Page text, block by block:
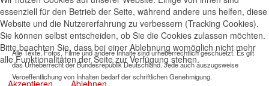
Alle Texte, Fotos, Filme und andere Inhalte sind urheberrechtlich geschuetzt. Es gilt
das Urheberrecht der Bundesrepublik Deutschland. Jede auch auszugsweise
Veroeffentlichung von Inhalten bedarf der schriftlichen Genehmigung.
essenziell für den Betrieb der Seite, während andere uns helfen, diese
Website und die Nutzererfahrung zu verbessern (Tracking Cookies).
Sie können selbst entscheiden, ob Sie die Cookies zulassen möchten.
Bitte beachten Sie, dass bei einer Ablehnung womöglich nicht mehr
alle Funktionalitäten der Seite zur Verfügung stehen.
Akzeptieren Ablehnen